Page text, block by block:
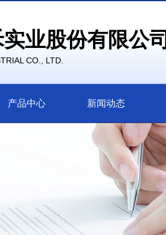
业股份有限公司
CO., LTD.
产品中心 新闻动态